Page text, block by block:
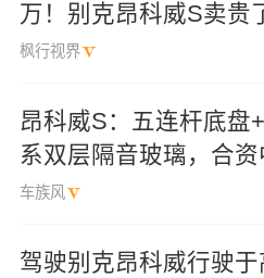
万！别克昂科威S卖贵
吗？
枫行视界
昂科威S：五连杆底盘
系双层隔音玻璃，合资
SUV怎么选？
车族风
驾驶别克昂科威行驶于